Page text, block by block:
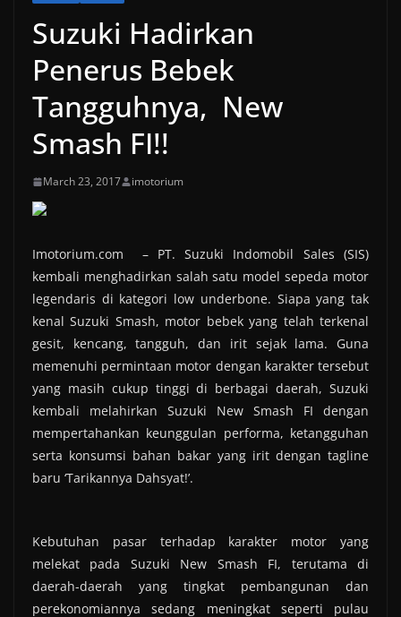
Suzuki Hadirkan
Penerus Bebek
Tangguhnya, New
Smash FI!!
March 23, 2017 imotorium
Imotorium.com – PT. Suzuki Indomobil Sales (SIS)
kembali menghadirkan salah satu model sepeda motor
legendaris di kategori low underbone. Siapa yang tak
kenal Suzuki Smash, motor bebek yang telah terkenal
gesit, kencang, tangguh, dan irit sejak lama. Guna
memenuhi permintaan motor dengan karakter tersebut
yang masih cukup tinggi di berbagai daerah, Suzuki
kembali melahirkan Suzuki New Smash FI dengan
mempertahankan keunggulan performa, ketangguhan
serta konsumsi bahan bakar yang irit dengan tagline
baru ‘Tarikannya Dahsyat!’.
Kebutuhan pasar terhadap karakter motor yang
melekat pada Suzuki New Smash FI, terutama di
daerah-daerah yang tingkat pembangunan dan
perekonomiannya sedang meningkat seperti pulau